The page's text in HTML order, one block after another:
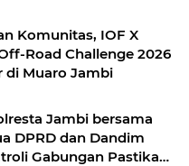
Komunitas, IOF X
Road Challenge 2026
di Muaro Jambi
Jambi bersama
DPRD dan Dandim
Gabungan Pastikan